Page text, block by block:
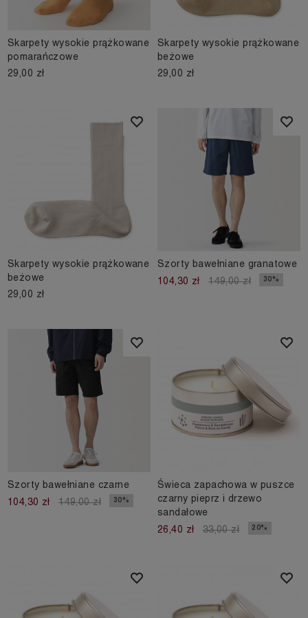
Skarpety wysokie prążkowane
pomarańczowe
29,00 zł
Skarpety wysokie prążkowane
beżowe
29,00 zł
Skarpety wysokie prążkowane
beżowe
29,00 zł
Szorty bawełniane granatowe
104,30 zł
149,00 zł 30%
Szorty bawełniane czarne
104,30 zł
149,00 zł 30%
Świeca zapachowa w puszce
czarny pieprz i drzewo
sandałowe
26,40 zł
33,00 zł 20%